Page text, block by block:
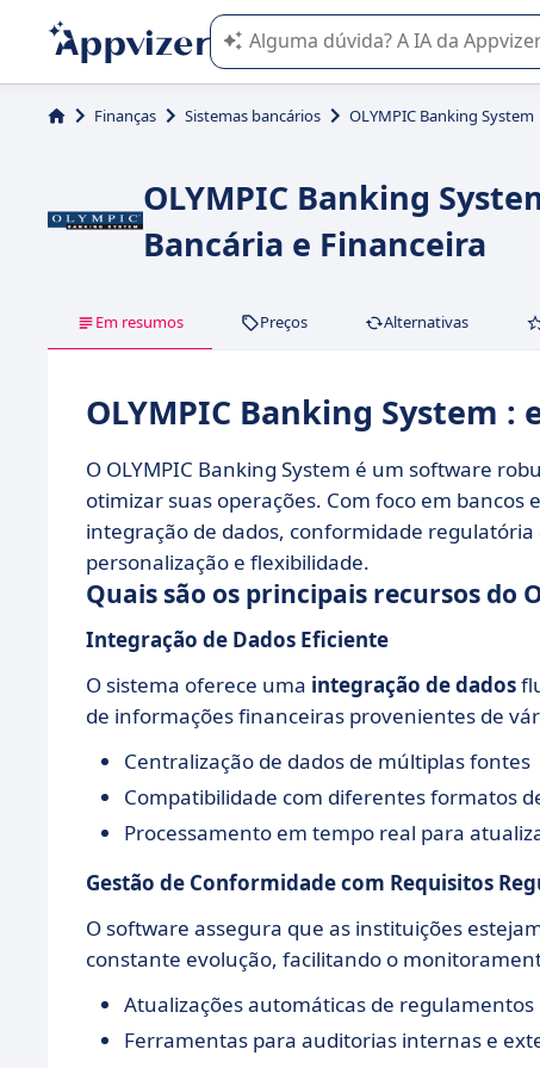
A IA do Appvizer o orienta no uso ou
Finanças Sistemas bancários OLYMPIC Banking System
OLYMPIC Banking
Bancária e Financeira
Em resumos Preços Alternativas
OLYMPIC Banking System :
O OLYMPIC Banking System é um software
otimizar suas operações. Com foco em
integração de dados, conformidade
personalização e flexibilidade.
Quais são os principais recursos do
Integração de Dados Eficiente
O sistema oferece uma integração de dados
de informações financeiras provenientes de
Centralização de dados de múltiplas fontes
Compatibilidade com diferentes formatos
Processamento em tempo real para
Gestão de Conformidade com Requisitos
O software assegura que as instituições
constante evolução, facilitando o
Atualizações automáticas de regulamentos
Ferramentas para auditorias internas e